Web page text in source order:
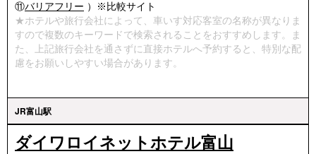
⑪バリアフリー ）※比較サイト
★ホテルや旅行会社によって、車いす対応客室の名称が異なりま
すので複数のキーワードで検索されることをおすすめします。ま
た、上記旅行会社を通さずに直接ホテルへ予約すると、特別な配
慮をお願いしやすい場合があります。
JR富山駅
ダイワロイネットホテル富山